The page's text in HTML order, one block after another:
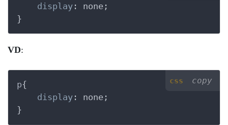
display: none
}
VD:
css copy
p{
display: none
}